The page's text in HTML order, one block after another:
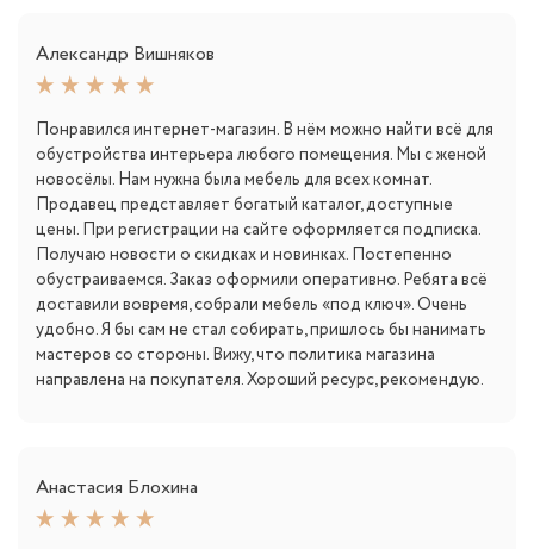
Александр Вишняков
Понравился интернет-магазин. В нём можно найти всё для
обустройства интерьера любого помещения. Мы с женой
новосёлы. Нам нужна была мебель для всех комнат.
Продавец представляет богатый каталог, доступные
цены. При регистрации на сайте оформляется подписка.
Получаю новости о скидках и новинках. Постепенно
обустраиваемся. Заказ оформили оперативно. Ребята всё
доставили вовремя, собрали мебель «под ключ». Очень
удобно. Я бы сам не стал собирать, пришлось бы нанимать
мастеров со стороны. Вижу, что политика магазина
направлена на покупателя. Хороший ресурс, рекомендую.
Анастасия Блохина